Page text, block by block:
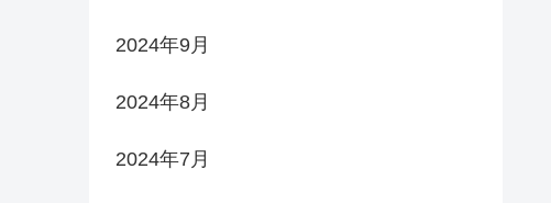
2024年9月
2024年8月
2024年7月